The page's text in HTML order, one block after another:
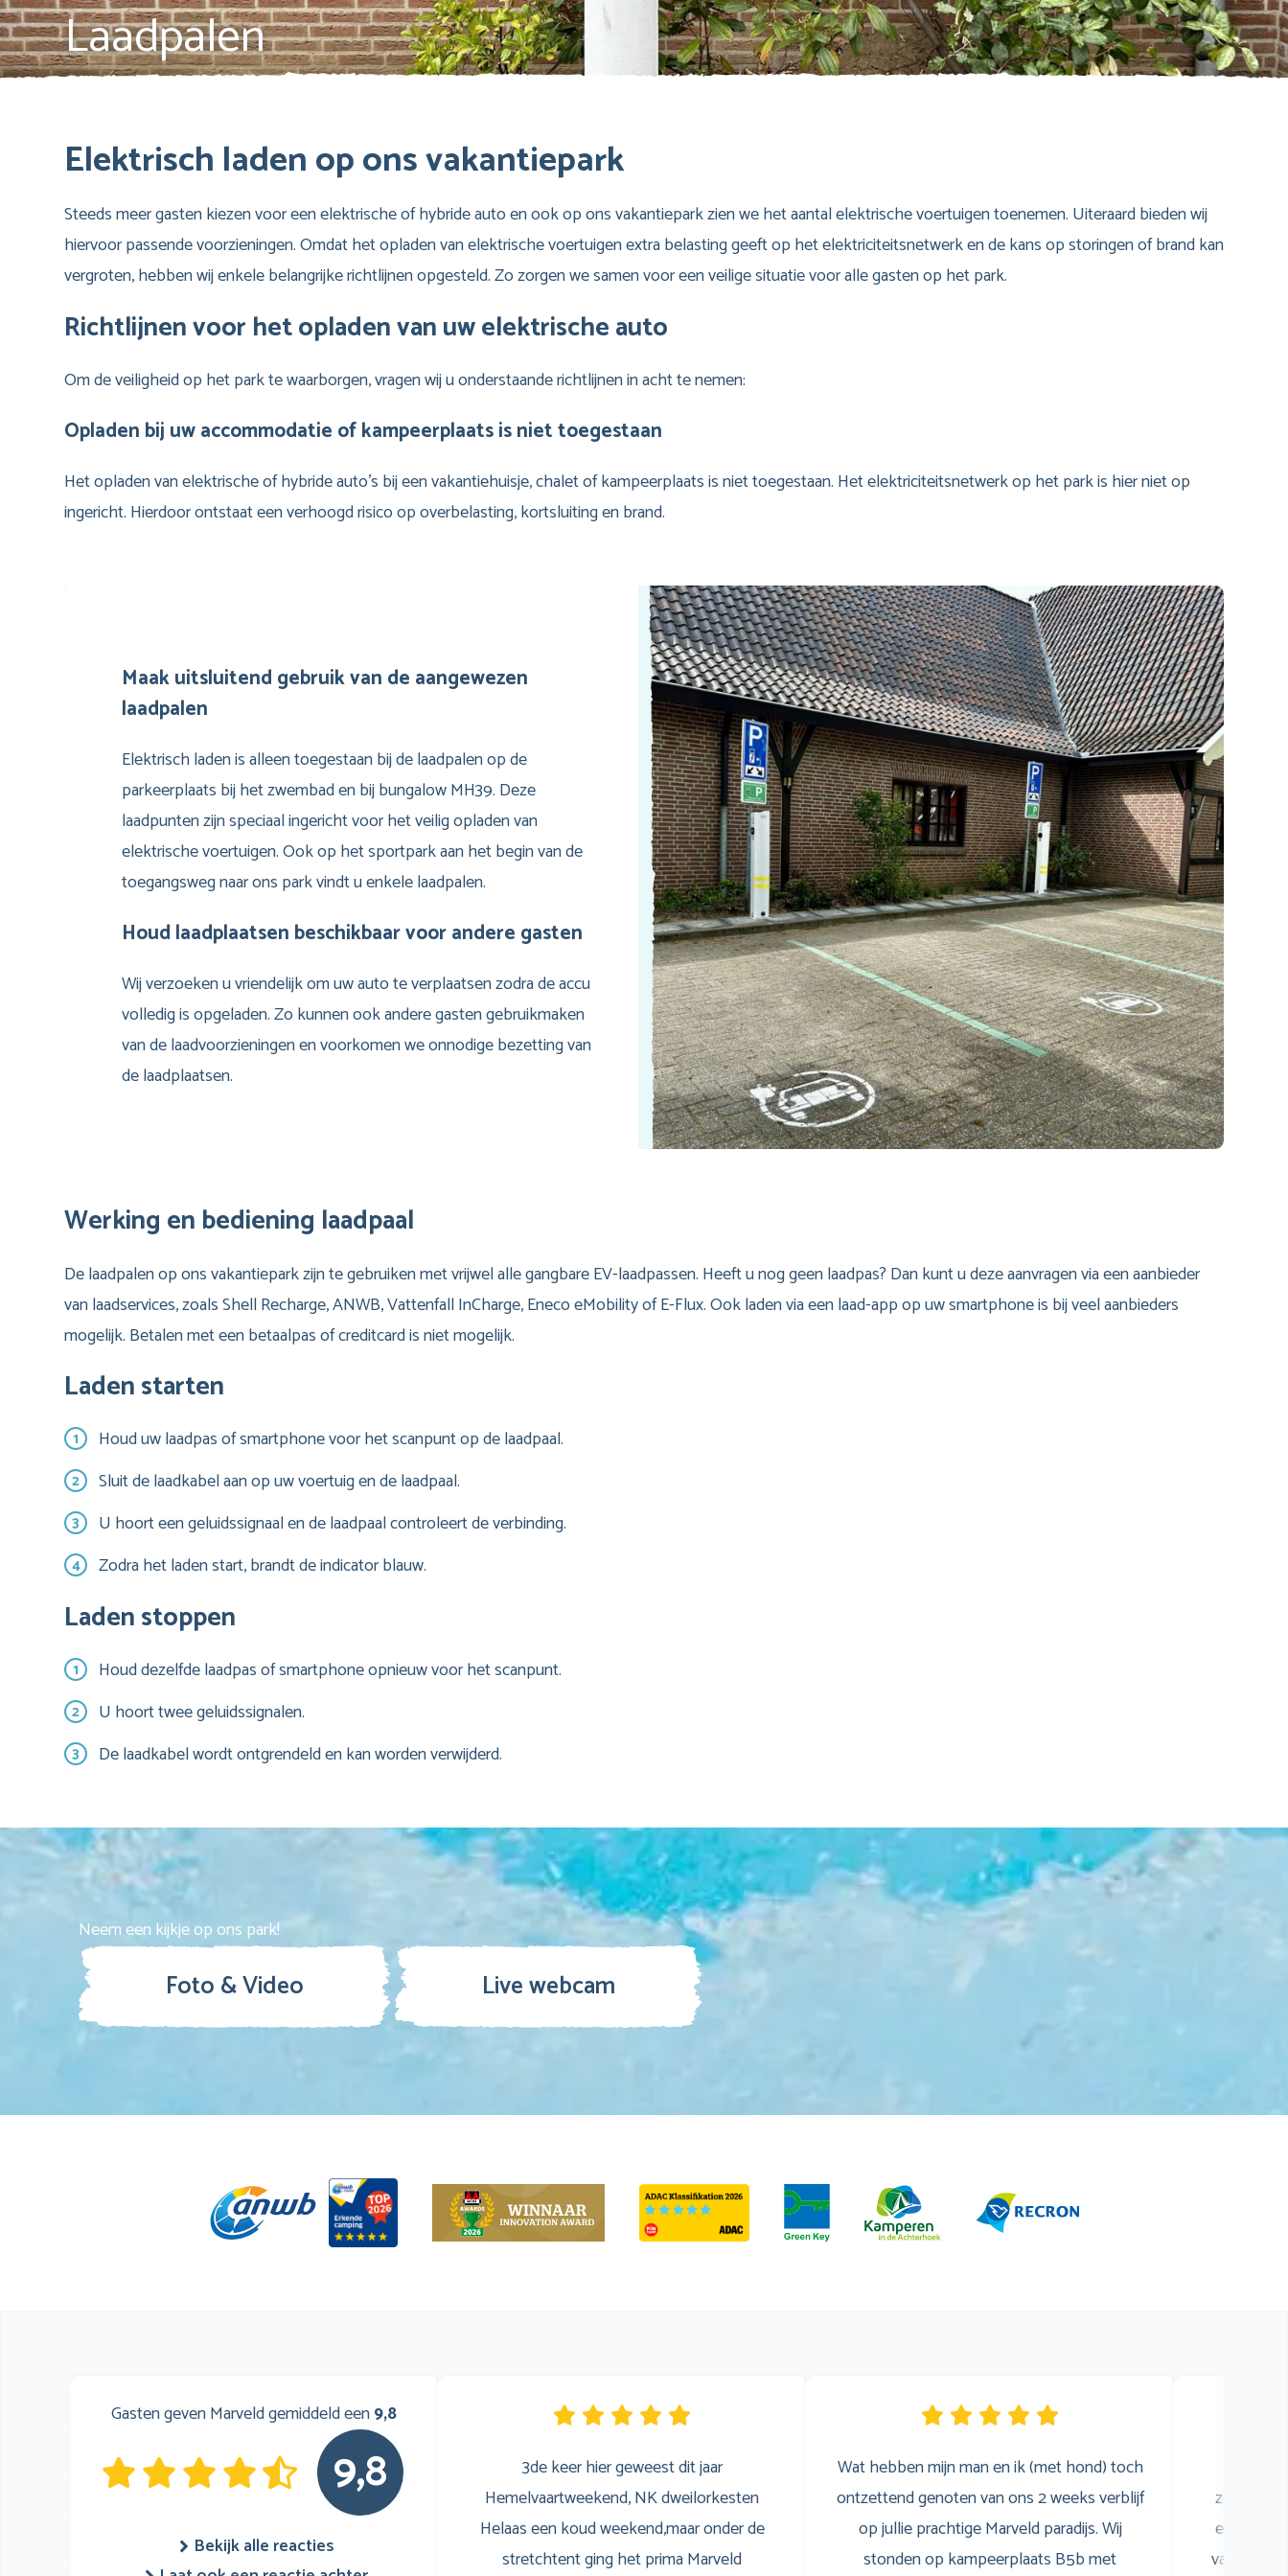
Laadpalen
Elektrisch laden op ons vakantiepark
Steeds meer gasten kiezen voor een elektrische of hybride auto en ook op ons vakantiepark zien we het aantal elektrische voertuigen toenemen. Uiteraard bieden wij
hiervoor passende voorzieningen. Omdat het opladen van elektrische voertuigen extra belasting geeft op het elektriciteitsnetwerk en de kans op storingen of brand kan
vergroten, hebben wij enkele belangrijke richtlijnen opgesteld. Zo zorgen we samen voor een veilige situatie voor alle gasten op het park.
Richtlijnen voor het opladen van uw elektrische auto
Om de veiligheid op het park te waarborgen, vragen wij u onderstaande richtlijnen in acht te nemen:
Opladen bij uw accommodatie of kampeerplaats is niet toegestaan
Het opladen van elektrische of hybride auto’s bij een vakantiehuisje, chalet of kampeerplaats is niet toegestaan. Het elektriciteitsnetwerk op het park is hier niet op
ingericht. Hierdoor ontstaat een verhoogd risico op overbelasting, kortsluiting en brand.
Maak uitsluitend gebruik van de aangewezen
laadpalen
Elektrisch laden is alleen toegestaan bij de laadpalen op de
parkeerplaats bij het zwembad en bij bungalow MH39. Deze
laadpunten zijn speciaal ingericht voor het veilig opladen van
elektrische voertuigen. Ook op het sportpark aan het begin van de
toegangsweg naar ons park vindt u enkele laadpalen.
Houd laadplaatsen beschikbaar voor andere gasten
Wij verzoeken u vriendelijk om uw auto te verplaatsen zodra de accu
volledig is opgeladen. Zo kunnen ook andere gasten gebruikmaken
van de laadvoorzieningen en voorkomen we onnodige bezetting van
de laadplaatsen.
Werking en bediening laadpaal
De laadpalen op ons vakantiepark zijn te gebruiken met vrijwel alle gangbare EV-laadpassen. Heeft u nog geen laadpas? Dan kunt u deze aanvragen via een aanbieder
van laadservices, zoals Shell Recharge, ANWB, Vattenfall InCharge, Eneco eMobility of E-Flux. Ook laden via een laad-app op uw smartphone is bij veel aanbieders
mogelijk. Betalen met een betaalpas of creditcard is niet mogelijk.
Laden starten
Houd uw laadpas of smartphone voor het scanpunt op de laadpaal.
Sluit de laadkabel aan op uw voertuig en de laadpaal.
U hoort een geluidssignaal en de laadpaal controleert de verbinding.
Zodra het laden start, brandt de indicator blauw.
Laden stoppen
Houd dezelfde laadpas of smartphone opnieuw voor het scanpunt.
U hoort twee geluidssignalen.
De laadkabel wordt ontgrendeld en kan worden verwijderd.
Neem een kijkje op ons park!
Foto & Video Live webcam
Gasten geven Marveld gemiddeld een9,8
9,8
Bekijk alle reacties
3de keer hier geweest dit jaar
Hemelvaartweekend, NK dweilorkesten
Helaas een koud weekend,maar onder de
stretchtent ging het prima Marveld
Wat hebben mijn man en ik (met hond) toch
ontzettend genoten van ons 2 weeks verblijf
op jullie prachtige Marveld paradijs. Wij
stonden op kampeerplaats B5b met
een
van het